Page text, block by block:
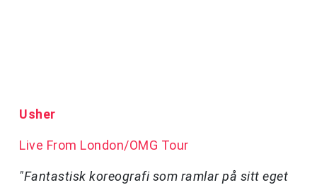
Usher
Live From London/OMG Tour
"Fantastisk koreografi som ramlar på sitt eget